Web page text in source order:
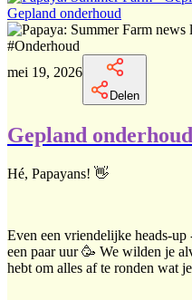
Gepland onderhoud
#Onderhoud
mei 19, 2026
Delen
Gepland onderhoud
Hé, Papayans! 👋
Even een vriendelijke heads-
een paar uur 🥳 We wilden je
hebt om alles af te ronden wat